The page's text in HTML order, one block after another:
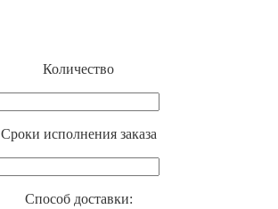
Количество
Cроки исполнения заказа
Способ доставки: